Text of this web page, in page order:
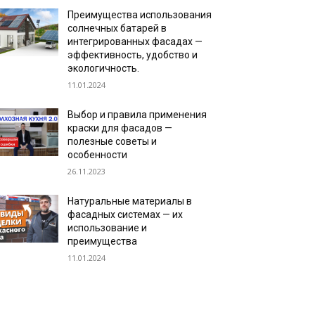
Преимущества использования
солнечных батарей в
интегрированных фасадах —
эффективность, удобство и
экологичность.
11.01.2024
Выбор и правила применения
краски для фасадов —
полезные советы и
особенности
26.11.2023
Натуральные материалы в
фасадных системах — их
использование и
преимущества
11.01.2024